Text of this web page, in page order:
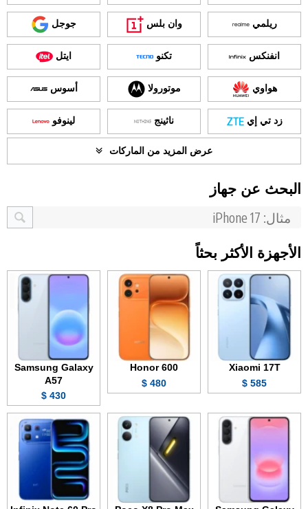
ريلمي وان بلس جوجل
انفنكس تكنو ايتل
هواوي موتورولا أسوس
زد تي إي ناثينج لينوفو
عرض المزيد من الماركات
البحث عن جهاز
الأجهزة الأكثر بحثاً
Xiaomi 17T
585 $
Honor 600
480 $
Samsung Galaxy
A57
430 $